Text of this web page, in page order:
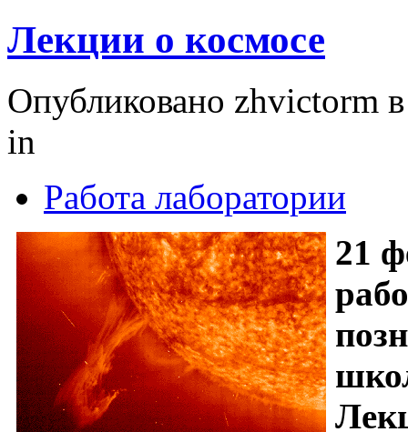
Лекции о космосе
Опубликовано zhvictorm
in
Работа лаборатории
21